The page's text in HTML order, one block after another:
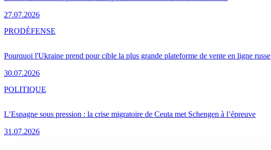
27.07.2026
Pourquoi l'Ukraine prend pour cible la plus grande plateforme de vente en ligne russe
30.07.2026
PRODÉFENSE
L’Espagne sous pression : la crise migratoire de Ceuta met Schengen à l’épreuve
31.07.2026
POLITIQUE